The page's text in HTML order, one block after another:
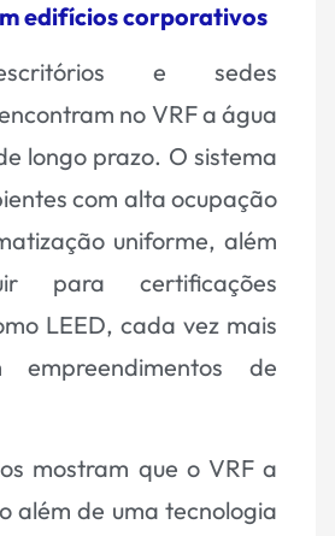
edifícios corporativos
e sedes
no VRF a água
longo prazo. O sistema
com alta ocupação
uniforme, além
para certificações
LEED, cada vez mais
empreendimentos de
mostram que o VRF a
além de uma tecnologia